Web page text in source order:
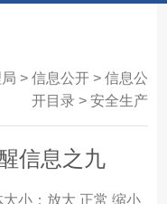
> 信息公开 > 信息公
开目录 > 安全生产
信息之九
小： 放大 正常 缩小